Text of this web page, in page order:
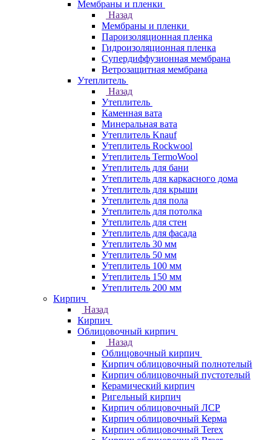
Мембраны и пленки
Назад
Мембраны и пленки
Пароизоляционная пленка
Гидроизоляционная пленка
Супердиффузионная мембрана
Ветрозащитная мембрана
Утеплитель
Назад
Утеплитель
Каменная вата
Минеральная вата
Утеплитель Knauf
Утеплитель Rockwool
Утеплитель TermoWool
Утеплитель для бани
Утеплитель для каркасного дома
Утеплитель для крыши
Утеплитель для пола
Утеплитель для потолка
Утеплитель для стен
Утеплитель для фасада
Утеплитель 30 мм
Утеплитель 50 мм
Утеплитель 100 мм
Утеплитель 150 мм
Утеплитель 200 мм
Кирпич
Назад
Кирпич
Облицовочный кирпич
Назад
Облицовочный кирпич
Кирпич облицовочный полнотелый
Кирпич облицовочный пустотелый
Керамический кирпич
Ригельный кирпич
Кирпич облицовочный ЛСР
Кирпич облицовочный Керма
Кирпич облицовочный Terex